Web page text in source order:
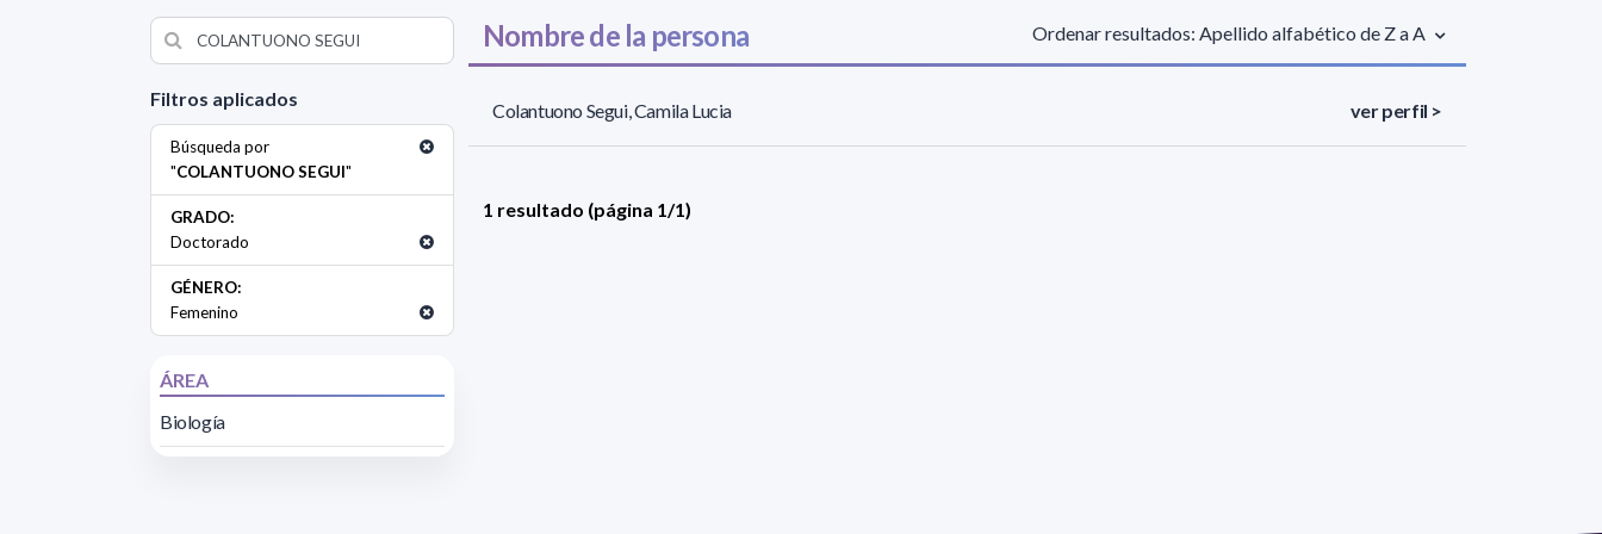
Filtros aplicados
Búsqueda por
"COLANTUONO SEGUI"
GRADO:
Doctorado
GÉNERO:
Femenino
ÁREA
Biología
Nombre de la persona Ordenar resultados: Apellido alfabético de Z a A
Colantuono Segui, Camila Lucia ver perfil >
1 resultado (página 1/1)